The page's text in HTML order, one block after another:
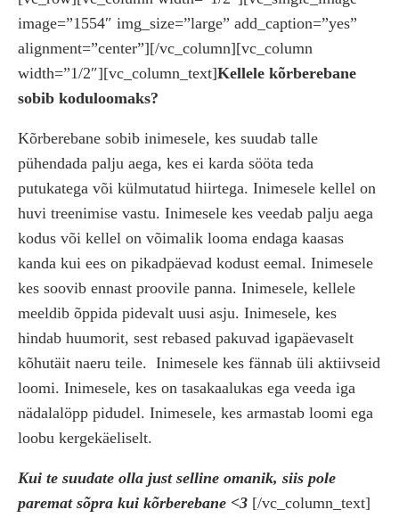
image=”1554″ img_size=”large” add_caption=”yes”
alignment=”center”][/vc_column][vc_column
width=”1/2″][vc_column_text]Kellele kõrberebane
sobib koduloomaks?
Kõrberebane sobib inimesele, kes suudab talle
pühendada palju aega, kes ei karda sööta teda
putukatega või külmutatud hiirtega. Inimesele kellel on
huvi treenimise vastu. Inimesele kes veedab palju aega
kodus või kellel on võimalik looma endaga kaasas
kanda kui ees on pikadpäevad kodust eemal. Inimesele
kes soovib ennast proovile panna. Inimesele, kellele
meeldib õppida pidevalt uusi asju. Inimesele, kes
hindab huumorit, sest rebased pakuvad igapäevaselt
kõhutäit naeru teile. Inimesele kes fännab üli aktiivseid
loomi. Inimesele, kes on tasakaalukas ega veeda iga
nädalalöpp pidudel. Inimesele, kes armastab loomi ega
loobu kergekäeliselt.
Kui te suudate olla just selline omanik, siis pole
paremat sõpra kui kõrberebane <3 [/vc_column_text]